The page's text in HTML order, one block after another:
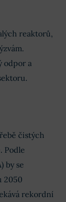
reaktorů,
odpor a
čistých
Podle
by se
2050
rekordní